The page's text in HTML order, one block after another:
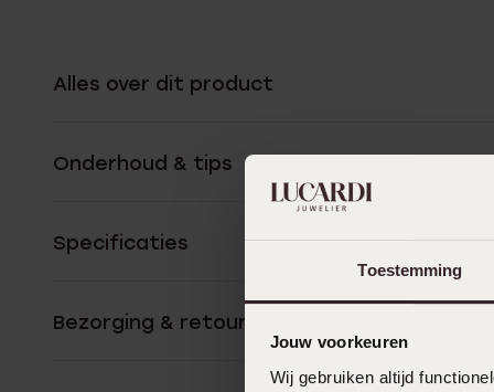
Toestemming
Jouw voorkeuren
Wij gebruiken altijd
Alles over dit product
Onderhoud & tips
Specificaties
Bezorging & retourneren